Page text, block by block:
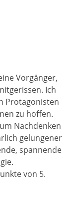
Vorgänger,
Ich
Protagonisten
zu hoffen.
Nachdenken
gelungener
spannende
von 5.